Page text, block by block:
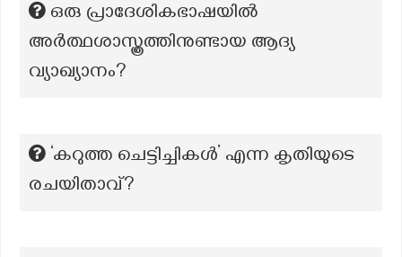
ഒരു പ്രാദേശികഭാഷയിൽ
അർത്ഥശാസ്ത്രത്തിനുണ്ടായ ആദ്യ
വ്യാഖ്യാനം?
‘കറുത്ത ചെട്ടിച്ചികൾ’ എന്ന കൃതിയുടെ
രചയിതാവ്?